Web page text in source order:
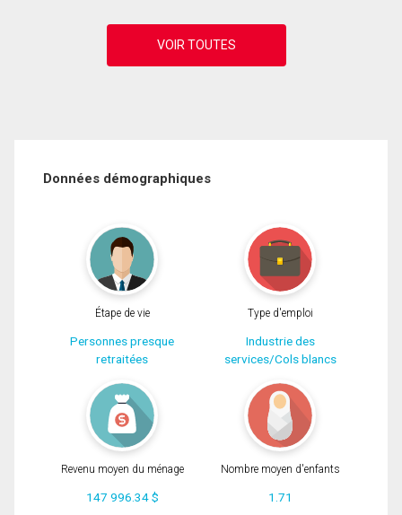
Données démographiques
Étape de vie
Personnes presque
retraitées
Type d'emploi
Industrie des
services/Cols blancs
Revenu moyen du ménage
147 996.34 $
Nombre moyen d'enfants
1.71